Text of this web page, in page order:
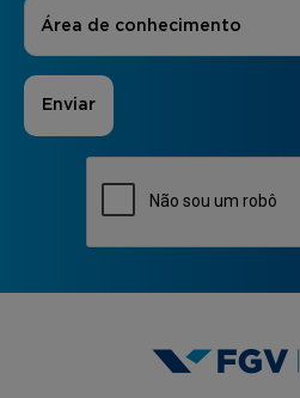
Áreas de Interesse
Área de conhecimento